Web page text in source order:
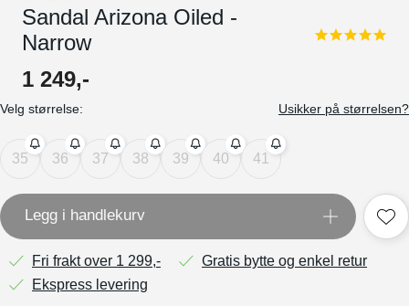
Sandal Arizona Oiled -
Narrow
5.0
1 249,-
Velg størrelse: Usikker på størrelsen?
35 36 37 38 39 40 41
Legg i handlekurv
Fri frakt over 1 299,-
Gratis bytte og enkel retur
Ekspress levering